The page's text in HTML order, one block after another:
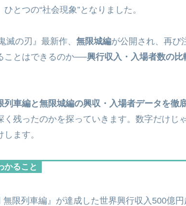
とつの“社会現象”となりました。
滅の刃』最新作、 無限城編が公開され、再び
ことはできるのか──興行収入・入場者数の比
列車編と無限城編の興収・入場者データを徹
く残ったのかを探っていきます。数字だけじ
ます。
かること
無限列車編』が達成した世界興行収入500億